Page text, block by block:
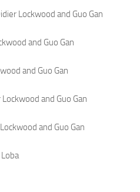
Lockwood and Guo Gan
and Guo Gan
and Guo Gan
and Guo Gan
and Guo Gan